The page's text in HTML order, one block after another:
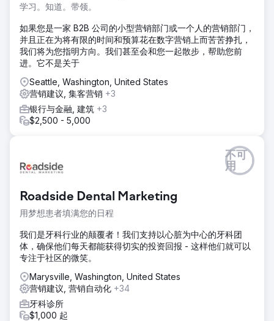
学习。知道。带领。
如果您是一家 B2B 公司的小型营销部门或一个人的营销部门，
并且正在为将有限的时间和预算花在数字营销上而苦苦挣扎，
我们将为您指明方向。我们甚至会和您一起散步，帮助您前
进。它不是关于
Seattle, Washington, United States
营销建议, 集客营销 +3
银行与金融, 建筑 +3
$2,500 - 5,000
Roadside Dental Marketing
用梦想患者填满您的日程
不可
用
我们是牙科行业的颠覆者！我们支持以心脏为中心的牙科团
体，确保他们每天都能获得切实的投资回报 - 这样他们就可以
专注于社区的微笑。
Marysville, Washington, United States
营销建议, 营销自动化 +34
牙科诊所
$1,000 起